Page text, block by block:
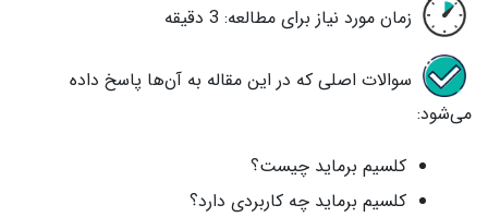
زمان مورد نیاز برای مطالعه: 3 دقیقه
سوالات اصلی که در این مقاله به آن‌ها پاسخ داده
می‌شود:
کلسیم برماید چیست؟
کلسیم برماید چه کاربردی دارد؟